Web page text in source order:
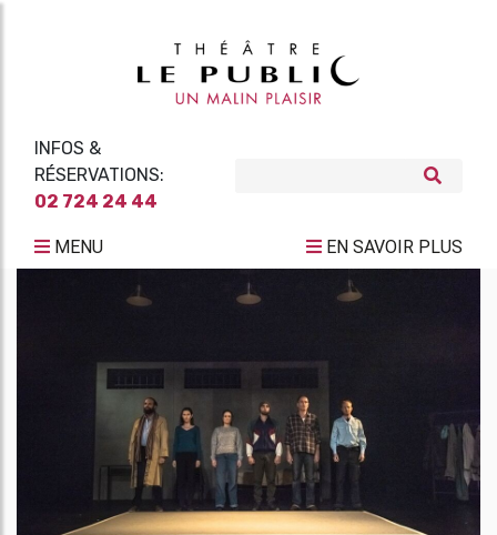
INFOS &
RÉSERVATIONS:
02 724 24 44
MENU EN SAVOIR PLUS